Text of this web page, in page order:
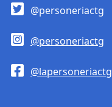
@personeriactg
@personeriactg
@lapersoneriactg